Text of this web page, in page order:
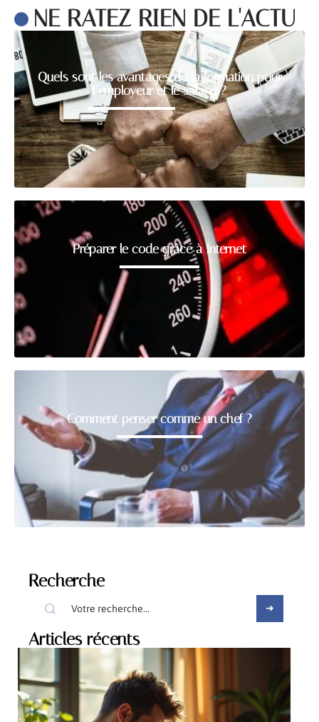
NE RATEZ RIEN DE L'ACTU
Quels sont les avantages de la formation pour
l’employeur et le salarié ?
Préparer le code grâce à Internet
Comment penser comme un chef ?
Recherche
Articles récents